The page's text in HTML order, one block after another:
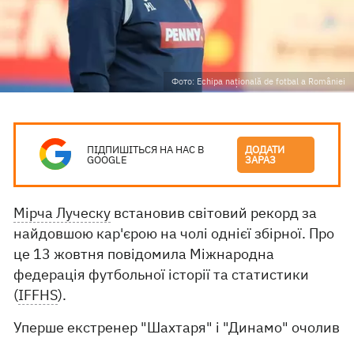
Фото: Echipa națională de fotbal a României
ПІДПИШІТЬСЯ НА НАС В
GOOGLE
ДОДАТИ
ЗАРАЗ
Мірча Луческу встановив світовий рекорд за
найдовшою кар'єрою на чолі однієї збірної. Про
це 13 жовтня повідомила Міжнародна
федерація футбольної історії та статистики
(IFFHS).
Уперше екстренер "Шахтаря" і "Динамо" очолив